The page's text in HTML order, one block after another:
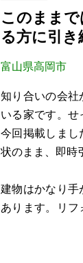
このまま
る方に引
富山県高岡市
知り合いの会
いる家です。せ
今回掲載しま
状のまま、即時
建物はかなり
あります。リ